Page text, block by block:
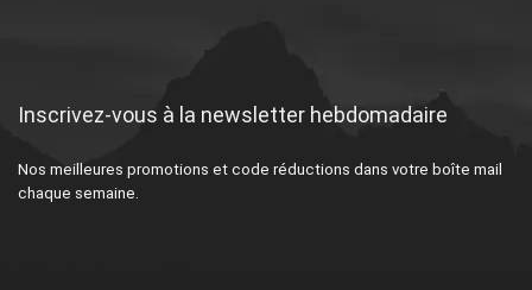
Inscrivez-vous à la newsletter hebdomadaire
Nos meilleures promotions et code réductions dans votre boîte mail
chaque semaine.